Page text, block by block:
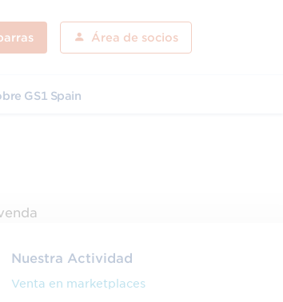
Área de socios
GS1 Spain
Nuestra Actividad
Venta en marketplaces